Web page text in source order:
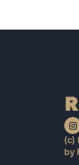
(c)
by